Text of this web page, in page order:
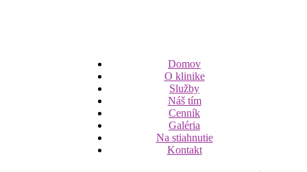
Domov
O klinike
Služby
Náš tím
Cenník
Galéria
Na stiahnutie
Kontakt